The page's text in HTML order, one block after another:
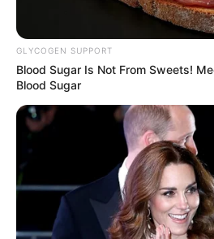
GLYCOGEN SUPPORT
Blood Sugar Is Not From Sweets!
Blood Sugar